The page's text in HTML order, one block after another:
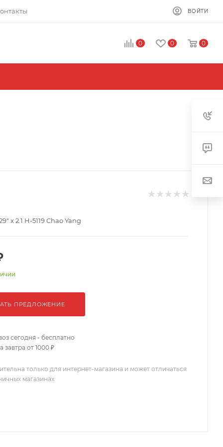
ВОЙТИ
0 0 0
x 2.1 H-5119 Chao Yang
ПРЕДЛОЖЕНИЕ
сегодня - бесплатно
завтра от 1000 ₽
только для интернет-магазина и может отличаться
магазинах